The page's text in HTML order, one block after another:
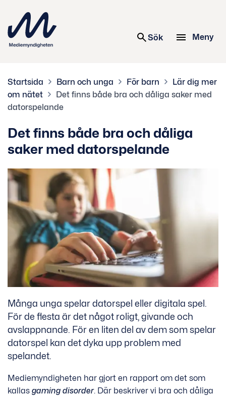
Sök Meny
Startsida Barn och unga För barn
Lär dig mer
om nätet
Det finns både bra och dåliga saker med
datorspelande
Det finns både bra och dåliga
saker med datorspelande
Många unga spelar datorspel eller digitala spel.
För de flesta är det något roligt, givande och
avslappnande. För en liten del av dem som spelar
datorspel kan det dyka upp problem med
spelandet.
Mediemyndigheten har gjort en rapport om det som
kallas gaming disorder. Där beskriver vi bra och dåliga